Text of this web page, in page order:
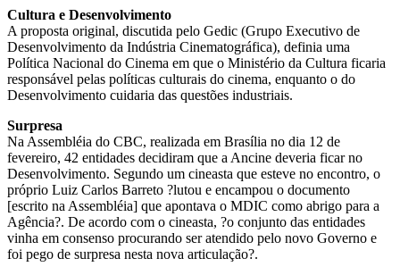
Cultura e Desenvolvimento
A proposta original, discutida pelo Gedic (Grupo Executivo de
Desenvolvimento da Indústria Cinematográfica), definia uma
Política Nacional do Cinema em que o Ministério da Cultura ficaria
responsável pelas políticas culturais do cinema, enquanto o do
Desenvolvimento cuidaria das questões industriais.
Surpresa
Na Assembléia do CBC, realizada em Brasília no dia 12 de
fevereiro, 42 entidades decidiram que a Ancine deveria ficar no
Desenvolvimento. Segundo um cineasta que esteve no encontro, o
próprio Luiz Carlos Barreto ?lutou e encampou o documento
[escrito na Assembléia] que apontava o MDIC como abrigo para a
Agência?. De acordo com o cineasta, ?o conjunto das entidades
vinha em consenso procurando ser atendido pelo novo Governo e
foi pego de surpresa nesta nova articulação?.